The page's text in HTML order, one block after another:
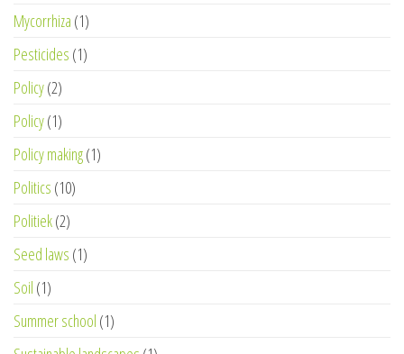
Mycorrhiza (1)
Pesticides (1)
Policy(2)
Policy(1)
Policy making(1)
Politics (10)
Politiek(2)
Seed laws (1)
Soil (1)
Summer school (1)